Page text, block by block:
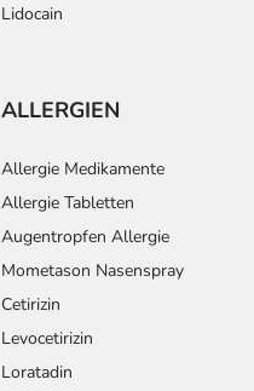
Lidocain
ALLERGIEN
Allergie Medikamente
Allergie Tabletten
Augentropfen Allergie
Mometason Nasenspray
Cetirizin
Levocetirizin
Loratadin